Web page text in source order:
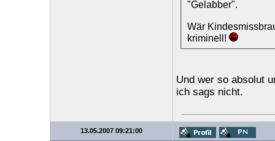
"Gelabber".
Wär
kriminell!
Und wer so absolut
ich sags nicht.
13.05.2007 09:21:00